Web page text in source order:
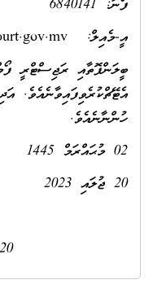
ފޯނު: 6840141
އީ-މެއިލް:
ބީލަންފޮތާއި ރަޖިސްޓްރީ
އެޓޭޗްކުރެވިފައިވާނެއެވެ.
ހުންނާނެއެވެ.
20 ޖުލައި 2023